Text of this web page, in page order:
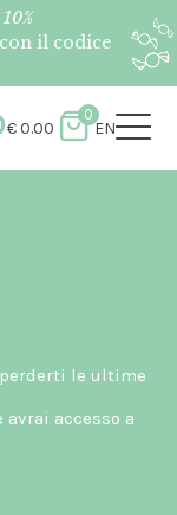
il codice
€0.00
0
EN
le ultime
accesso a